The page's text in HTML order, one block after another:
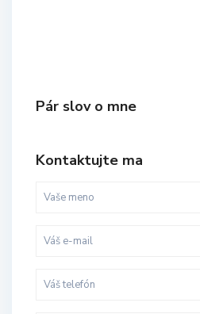
Pár slov o mne
Kontaktujte ma